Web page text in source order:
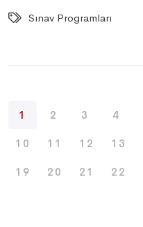
Sınav Programları
1 2 3 4
10 11 12 13
19 20 21 22